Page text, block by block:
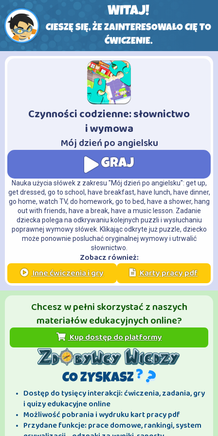
WITAJ!
CIESZĘ SIĘ, ŻE ZAINTERESOWAŁO CIĘ TO
ĆWICZENIE.
Czynności codzienne: słownictwo
i wymowa
Mój dzień po angielsku
GRAJ
Nauka użycia słówek z zakresu "Mój dzień po angielsku": get up,
get dressed, go to school, have breakfast, have lunch, have dinner,
go home, watch TV, do homework, go to bed, have a shower, hang
out with friends, have a break, have a music lesson. Zadanie
dziecka polega na odkrywaniu kolejnych puzzli i wysłuchaniu
poprawnej wymowy słówek. Klikając odkryte już puzzle, dziecko
może ponownie posluchać oryginalnej wymowy i utrwalić
słownictwo.
Zobacz również:
Inne ćwiczenia i gry Karty pracy pdf
Chcesz w pełni skorzystać z naszych
materiałów edukacyjnych online?
Kup dostęp do platformy
CO ZYSKASZ
Dostęp do tysięcy interakcji: ćwiczenia, zadania, gry
i quizy edukacyjne online
Możliwość pobrania i wydruku kart pracy pdf
Przydane funkcje: prace domowe, rankingi, system